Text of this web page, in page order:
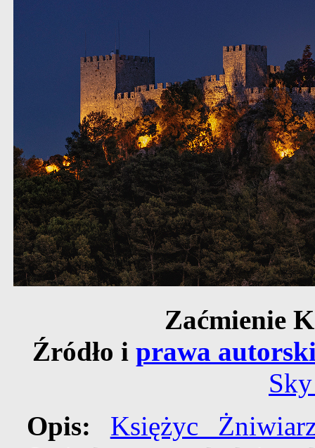
Zaćmienie
Źródło i prawa
Opis: Księżyc